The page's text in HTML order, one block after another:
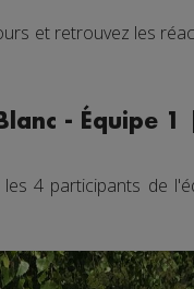
et retrouvez les
- Équipe 1
4 participants de